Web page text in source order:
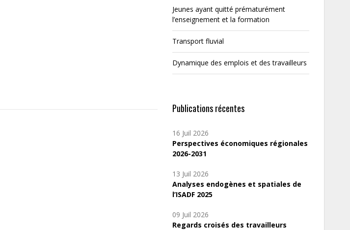
Jeunes ayant quitté prématurément
l’enseignement et la formation
Transport fluvial
Dynamique des emplois et des travailleurs
Publications récentes
16 Juil 2026
Perspectives économiques régionales
2026-2031
13 Juil 2026
Analyses endogènes et spatiales de
l’ISADF 2025
09 Juil 2026
Regards croisés des travailleurs